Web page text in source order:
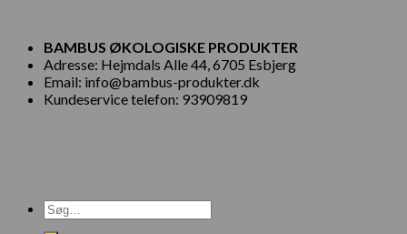
BAMBUS ØKOLOGISKE PRODUKTER
Adresse: Hejmdals Alle 44, 6705 Esbjerg
Email: info@bambus-produkter.dk
Kundeservice telefon: 93909819
Søg
efter: